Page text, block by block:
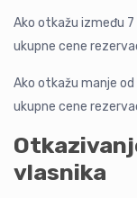
Ako otkažu između 7
ukupne cene
Ako otkažu manje
ukupne cene
vlasnika